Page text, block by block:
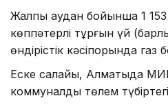
Жалпы аудан бойынша 1
көппәтерлі тұрғын үй
өндірістік кәсіпорында газ
Еске салайық, Алматыда
коммуналдық төлем